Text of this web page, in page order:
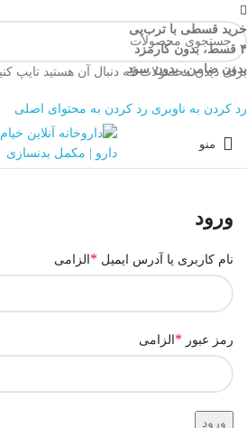
خرید قسطی با ترب‌پی
۴ قسط، بدون کارمزد
بدون ضامن، بدون سود
رد کردن به ناوبری رد کردن به محتوای اصلی
منو
ورود
نام کاربری یا آدرس ایمیل * الزامی
رمز عبور * الزامی
ورود
برای دیدن محصولات که دنبال آن هستید تایپ